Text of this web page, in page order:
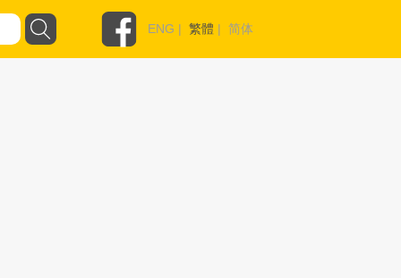
ENG | 繁體 | 简体